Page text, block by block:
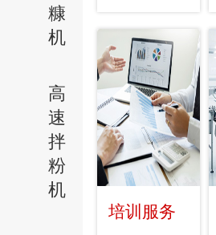
糠
机
高
速
拌
粉
机
培训服务